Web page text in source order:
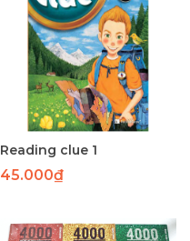
Reading clue 1
45.000₫